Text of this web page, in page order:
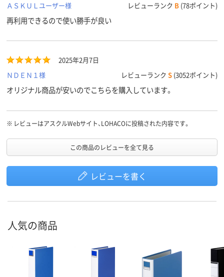
ＡＳＫＵＬユーザー様
レビューランク B (78ポイント)
再利用できるので使い勝手が良い
2025年2月7日
ＮＤＥＮ１様
レビューランク S (3052ポイント)
オリジナル商品が安いのでこちらを購入しています。
※ レビューはアスクルWebサイト、LOHACOに投稿された内容です。
この商品のレビューを全て見る
レビューを書く
人気の商品